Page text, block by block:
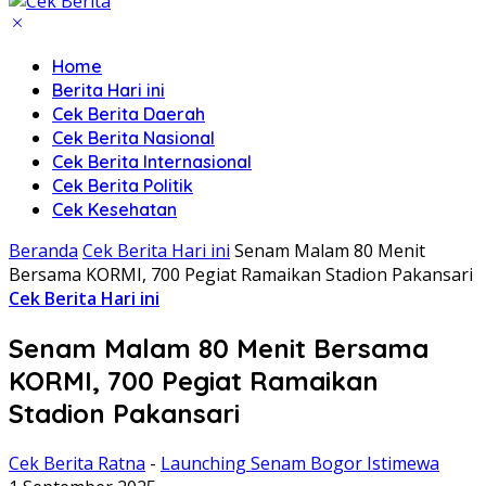
Home
Berita Hari ini
Cek Berita Daerah
Cek Berita Nasional
Cek Berita Internasional
Cek Berita Politik
Cek Kesehatan
Beranda Cek Berita Hari ini Senam Malam 80 Menit
Bersama KORMI, 700 Pegiat Ramaikan Stadion Pakansari
Cek Berita Hari ini
Senam Malam 80 Menit Bersama
KORMI, 700 Pegiat Ramaikan
Stadion Pakansari
Cek Berita Ratna - Launching Senam Bogor Istimewa